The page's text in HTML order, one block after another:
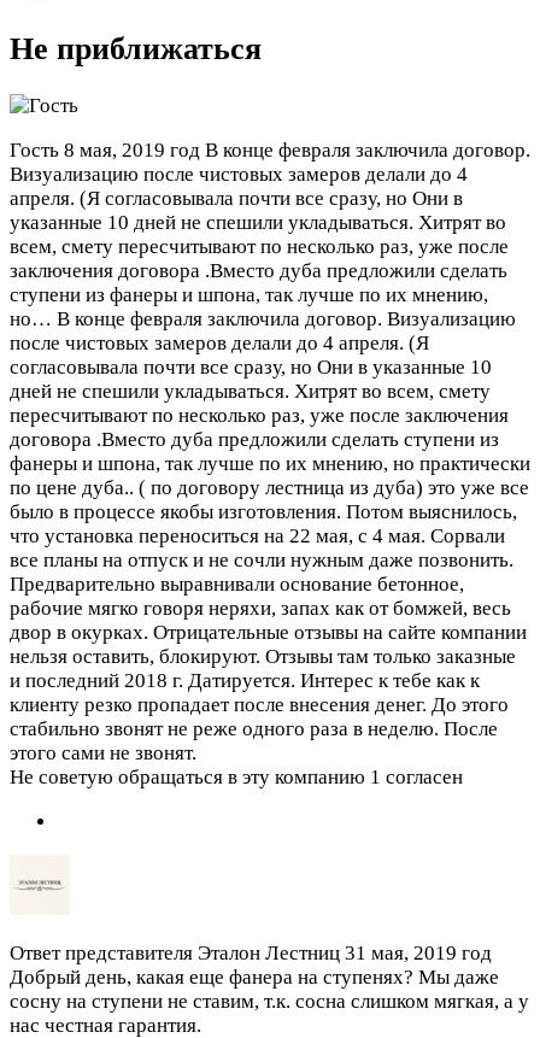
Не приближаться
Гость 8 мая, 2019 год В конце февраля заключила договор.
Визуализацию после чистовых замеров делали до 4
апреля. (Я согласовывала почти все сразу, но Они в
указанные 10 дней не спешили укладываться. Хитрят во
всем, смету пересчитывают по несколько раз, уже после
заключения договора .Вместо дуба предложили сделать
ступени из фанеры и шпона, так лучше по их мнению,
но… В конце февраля заключила договор. Визуализацию
после чистовых замеров делали до 4 апреля. (Я
согласовывала почти все сразу, но Они в указанные 10
дней не спешили укладываться. Хитрят во всем, смету
пересчитывают по несколько раз, уже после заключения
договора .Вместо дуба предложили сделать ступени из
фанеры и шпона, так лучше по их мнению, но практически
по цене дуба.. ( по договору лестница из дуба) это уже все
было в процессе якобы изготовления. Потом выяснилось,
что установка переноситься на 22 мая, с 4 мая. Сорвали
все планы на отпуск и не сочли нужным даже позвонить.
Предварительно выравнивали основание бетонное,
рабочие мягко говоря неряхи, запах как от бомжей, весь
двор в окурках. Отрицательные отзывы на сайте компании
нельзя оставить, блокируют. Отзывы там только заказные
и последний 2018 г. Датируется. Интерес к тебе как к
клиенту резко пропадает после внесения денег. До этого
стабильно звонят не реже одного раза в неделю. После
этого сами не звонят.
Не советую обращаться в эту компанию 1 согласен
Ответ представителя Эталон Лестниц 31 мая, 2019 год
Добрый день, какая еще фанера на ступенях? Мы даже
сосну на ступени не ставим, т.к. сосна слишком мягкая, а у
нас честная гарантия.